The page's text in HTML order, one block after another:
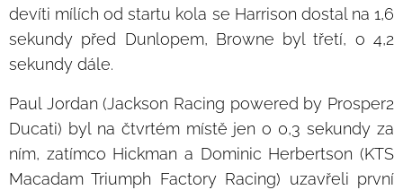
devíti mílích od startu kola se Harrison dostal na 1,6
sekundy před Dunlopem, Browne byl třetí, o 4,2
sekundy dále.
Paul Jordan (Jackson Racing powered by Prosper2
Ducati) byl na čtvrtém místě jen o 0,3 sekundy za
ním, zatímco Hickman a Dominic Herbertson (KTS
Macadam Triumph Factory Racing) uzavřeli první